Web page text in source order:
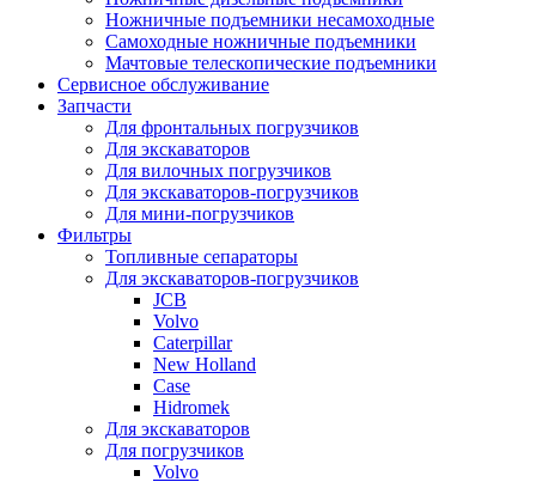
Ножничные подъемники несамоходные
Самоходные ножничные подъемники
Мачтовые телескопические подъемники
Сервисное обслуживание
Запчасти
Для фронтальных погрузчиков
Для экскаваторов
Для вилочных погрузчиков
Для экскаваторов-погрузчиков
Для мини-погрузчиков
Фильтры
Топливные сепараторы
Для экскаваторов-погрузчиков
JCB
Volvo
Caterpillar
New Holland
Case
Hidromek
Для экскаваторов
Для погрузчиков
Volvo